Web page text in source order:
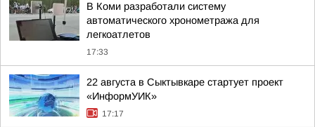
В Коми разработали систему
автоматического хронометража для
легкоатлетов
17:33
22 августа в Сыктывкаре стартует проект
«ИнформУИК»
17:17